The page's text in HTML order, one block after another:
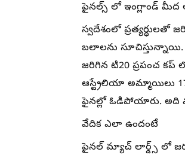
ఫైనల్స్ లో ఇంగ్లాండ్
స్వదేశంలో ప్రత్యర్ధులతో
బలాలను
జరిగిన టి20 ప్రపంచ కప్
ఆస్ట్రేలియా అమ్మాయిలు
ఫైనల్లో ఓడిపోయారు. అది
వేదిక ఎలా ఉందంటే
ఫైనల్ మ్యాచ్ లార్డ్స్ లో